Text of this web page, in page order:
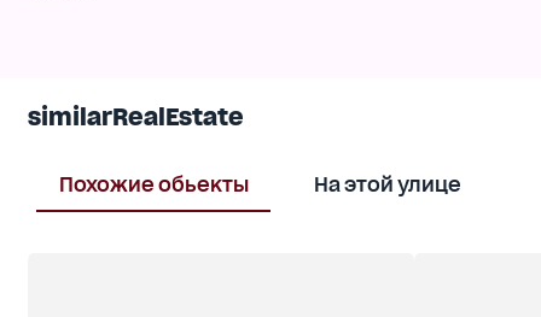
similarRealEstate
Похожие обьекты На этой улице